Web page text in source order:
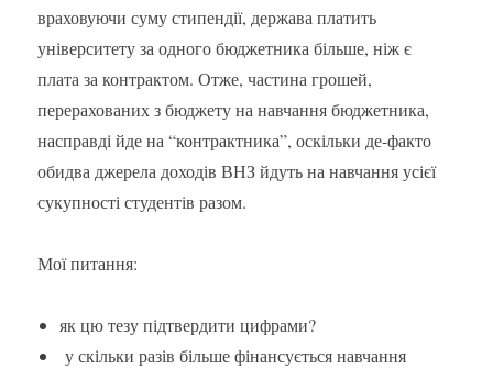
враховуючи суму стипендії, держава платить
університету за одного бюджетника більше, ніж є
плата за контрактом. Отже, частина грошей,
перерахованих з бюджету на навчання бюджетника,
насправді йде на “контрактника”, оскільки де-факто
обидва джерела доходів ВНЗ йдуть на навчання усієї
сукупності студентів разом.
Мої питання:
як цю тезу підтвердити цифрами?
у скільки разів більше фінансується навчання